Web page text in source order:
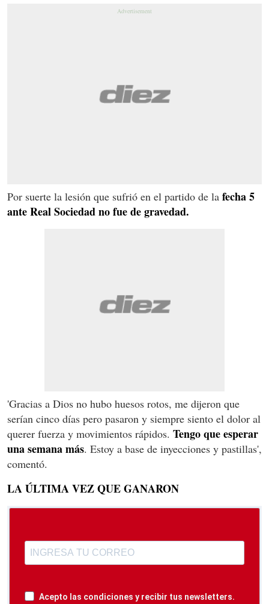
Por suerte la lesión que sufrió en el partido de la fecha 5
ante Real Sociedad no fue de gravedad.
'Gracias a Dios no hubo huesos rotos, me dijeron que
serían cinco días pero pasaron y siempre siento el dolor al
querer fuerza y movimientos rápidos. Tengo que esperar
una semana más. Estoy a base de inyecciones y pastillas',
comentó.
LA ÚLTIMA VEZ QUE GANARON
Acepto las condiciones y recibir tus newsletters.